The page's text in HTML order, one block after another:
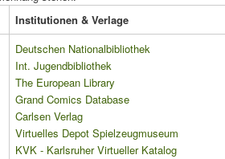
Institutionen & Verlage
Deutschen Nationalbibliothek
Int. Jugendbibliothek
The European Library
Grand Comics Database
Carlsen Verlag
Virtuelles Depot Spielzeugmuseum
KVK - Karlsruher Virtueller Katalog